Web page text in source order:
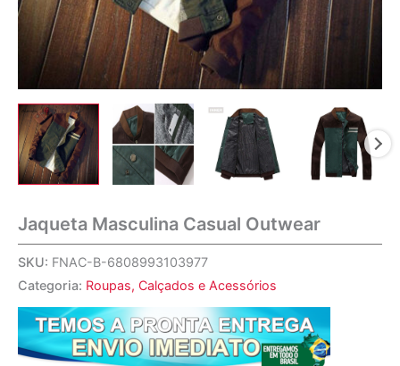
Jaqueta Masculina Casual Outwear
SKU: FNAC-B-6808993103977
Categoria: Roupas, Calçados e Acessórios